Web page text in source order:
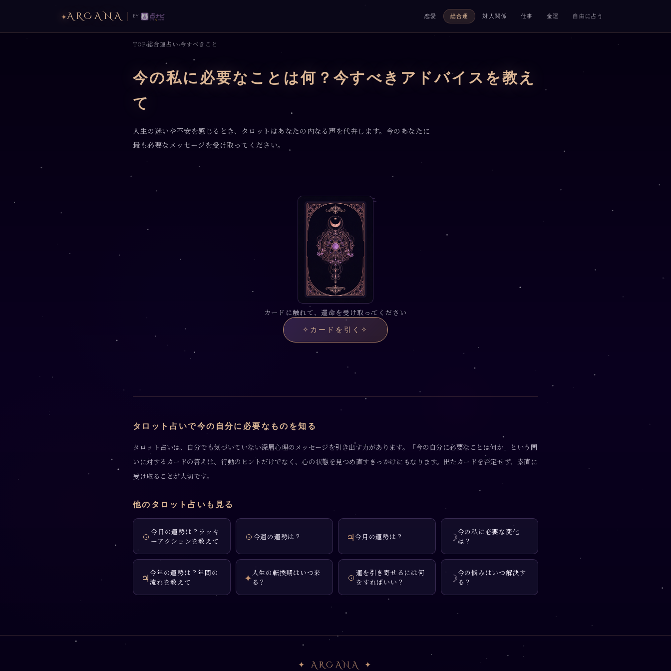
✦ARCANA by 恋愛 総合運 対人関係 仕事 金運 自由に占う
TOP›総合運占い›今すべきこと
今の私に必要なことは何？今すべきアドバイスを教え
て
人生の迷いや不安を感じるとき、タロットはあなたの内なる声を代弁します。今のあなたに
最も必要なメッセージを受け取ってください。
カードに触れて、運命を受け取ってください
✧ カードを引く ✧
タロット占いで今の自分に必要なものを知る
タロット占いは、自分でも気づいていない深層心理のメッセージを引き出す力があります。「今の自分に必要なことは何か」という問
いに対するカードの答えは、行動のヒントだけでなく、心の状態を見つめ直すきっかけにもなります。出たカードを否定せず、素直に
受け取ることが大切です。
他のタロット占いも見る
☉ 今日の運勢は？ラッキ
ーアクションを教えて
☉ 今週の運勢は？ ♃今月の運勢は？ ☽今の私に必要な変化
は？
♃今年の運勢は？年間の
流れを教えて
✦人生の転換期はいつ来
る？
☉ 運を引き寄せるには何
をすればいい？
☽今の悩みはいつ解決す
る？
✦ ARCANA ✦